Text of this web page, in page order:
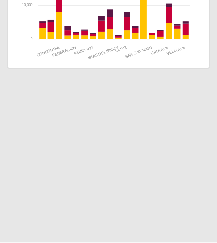
0
10,000
VILLAGUAY
URUGUAY
SAN SALVADOR
LA PAZ
ISLAS DEL IBICUY
FELICIANO
FEDERACION
CONCORDIA